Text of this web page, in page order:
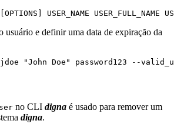
OPTIONS USER_NAME USER_FULL_NAME
usuário e definir uma data de expiração da
jdoe "John Doe" password123 --
no CLI digna é usado para remover um
digna.